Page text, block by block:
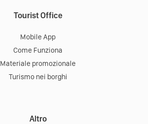
Tourist Office
Mobile App
Come Funziona
Materiale promozionale
Turismo nei borghi
Altro